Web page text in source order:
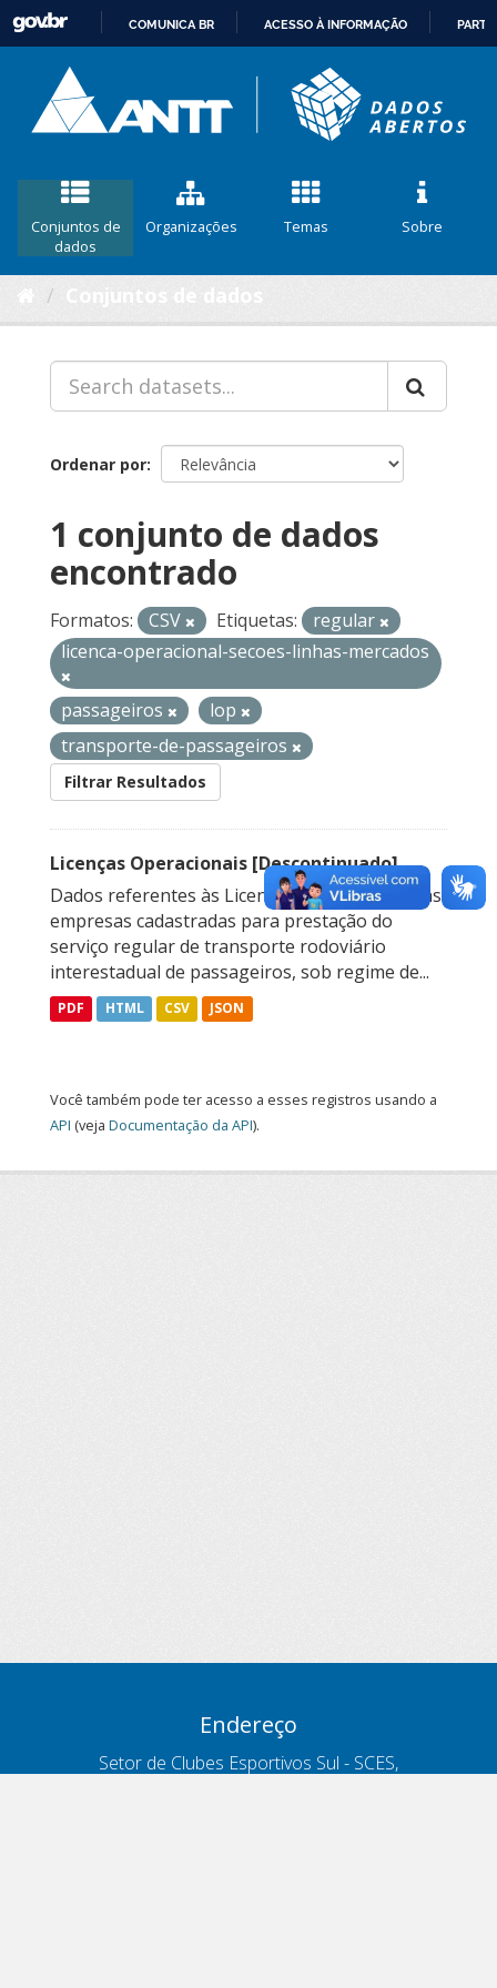
CONTEÚDO
COMUNICA BR ACESSO À INFORMAÇÃO
Conjuntos de
dados
Organizações Temas Sobre
Ordenar por
1 conjunto de dados
encontrado
Formatos: CSV Etiquetas:
regular
licenca-operacional-secoes-linhas-mercados
passageiros
lop
transporte-de-passageiros
Filtrar Resultados
Licenças Operacionais [Descontinuado]
Dados referentes às Licenças Operacionais das
empresas cadastradas para prestação do
serviço regular de transporte rodoviário
interestadual de passageiros, sob regime de...
PDF HTML CSV JSON
Você também pode ter acesso a esses registros usando a
API (veja Documentação da API).
Endereço
Setor de Clubes Esportivos Sul - SCES,